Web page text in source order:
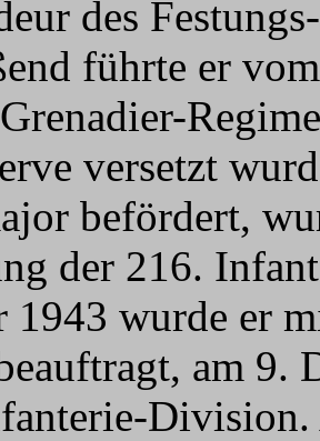
des
führte er
versetzt
befördert,
der 216.
1943 wurde er
am 9.